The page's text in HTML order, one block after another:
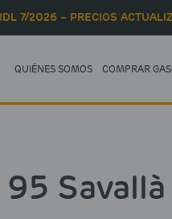
7/2026 – PRECIOS
QUIÉNES SOMOS COMPRAR